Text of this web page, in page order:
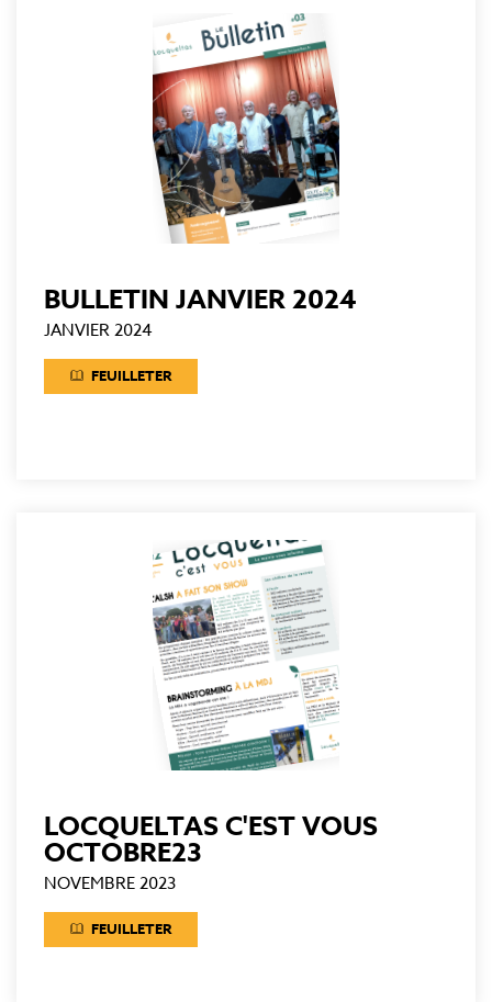
BULLETIN JANVIER 2024
JANVIER 2024
FEUILLETER
LOCQUELTAS C'EST VOUS
OCTOBRE23
NOVEMBRE 2023
FEUILLETER